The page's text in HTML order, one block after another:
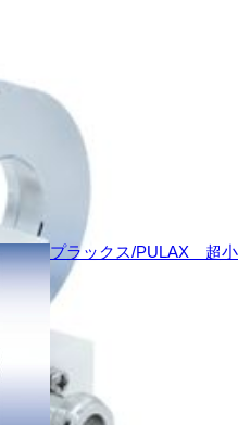
プラックス/PULAX 超小